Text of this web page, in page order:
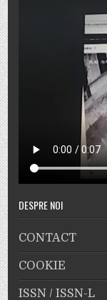
DESPRE NOI
CONTACT
COOKIE
ISSN / ISSN-L